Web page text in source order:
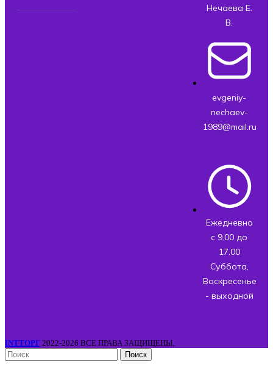
Нечаева Е.
В.
evgeniy-
nechaev-
1989@mail.ru
Ежедневно
с 9.00 до
17.00
Суббота,
Воскресенье
- выходной
INTТОРГ 2022-2026 ВСЕ ПРАВА ЗАЩИЩЕНЫ.
Поиск